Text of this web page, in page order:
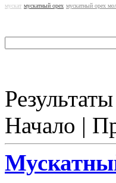
мускат мускатный орех мускатный орех
Начало |
Мускат